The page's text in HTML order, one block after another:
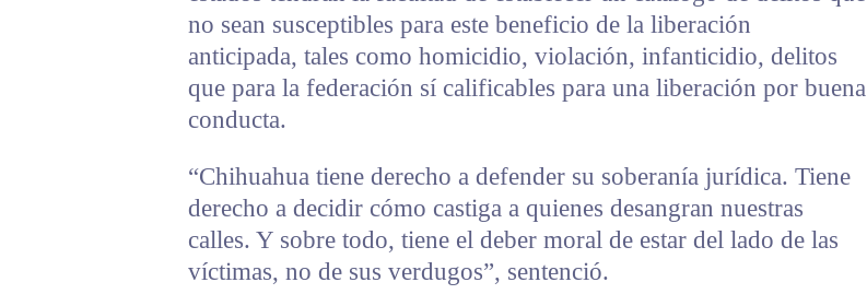
no sean susceptibles para este beneficio de la liberación
anticipada, tales como homicidio, violación, infanticidio, delitos
que para la federación sí calificables para una liberación por buena
conducta.
“Chihuahua tiene derecho a defender su soberanía jurídica. Tiene
derecho a decidir cómo castiga a quienes desangran nuestras
calles. Y sobre todo, tiene el deber moral de estar del lado de las
víctimas, no de sus verdugos”, sentenció.